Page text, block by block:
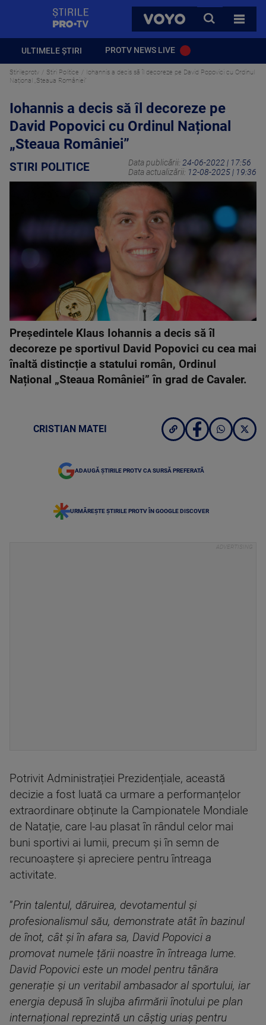
VOYO
CAUTA
TOATE
ULTIMELE ȘTIRI PROTV NEWS LIVE
Stirileprotv Stiri Politice
Iohannis a decis să îl decoreze pe David Popovici cu Ordinul
Național „Steaua României”
Iohannis a decis să îl decoreze pe
David Popovici cu Ordinul Național
„Steaua României”
STIRI POLITICE Data publicării: 24-06-2022 | 17:56
Data actualizării: 12-08-2025 | 19:36
Președintele Klaus Iohannis a decis să îl
decoreze pe sportivul David Popovici cu cea mai
înaltă distincție a statului român, Ordinul
Național „Steaua României” în grad de Cavaler.
CRISTIAN MATEI
ADAUGĂ ȘTIRILE PROTV CA SURSĂ PREFERATĂ
URMĂREȘTE ȘTIRILE PROTV ÎN GOOGLE DISCOVER
Potrivit Administrației Prezidențiale, această
decizie a fost luată ca urmare a performanțelor
extraordinare obținute la Campionatele Mondiale
de Natație, care l-au plasat în rândul celor mai
buni sportivi ai lumii, precum și în semn de
recunoaștere și apreciere pentru întreaga
activitate.
”Prin talentul, dăruirea, devotamentul și
profesionalismul său, demonstrate atât în bazinul
de înot, cât și în afara sa, David Popovici a
promovat numele țării noastre în întreaga lume.
David Popovici este un model pentru tânăra
generație și un veritabil ambasador al sportului, iar
energia depusă în slujba afirmării înotului pe plan
internațional reprezintă un câștig uriaș pentru